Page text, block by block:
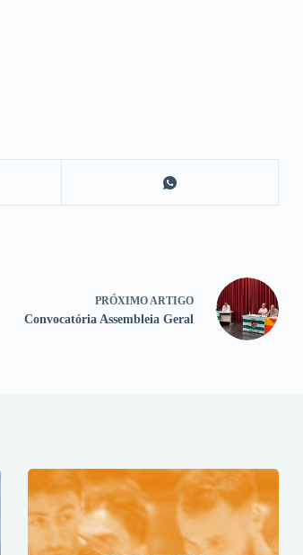
PRÓXIMO ARTIGO
Convocatória Assembleia Geral